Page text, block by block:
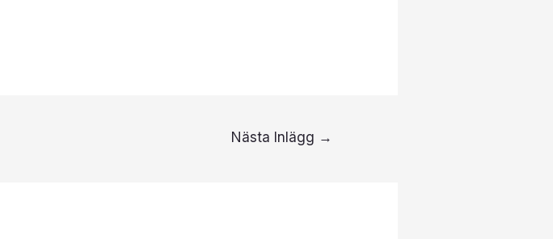
Nästa Inlägg →